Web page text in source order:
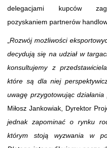
delegacjami kupców
pozyskaniem partnerów
Rozwój możliwości
decydują się na udział w
konsultujemy z
które są dla niej
uwagę przygotowując
Miłosz Jankowiak, Dyrektor
jednak zapominać o rynku
którym stoją wyzwania w